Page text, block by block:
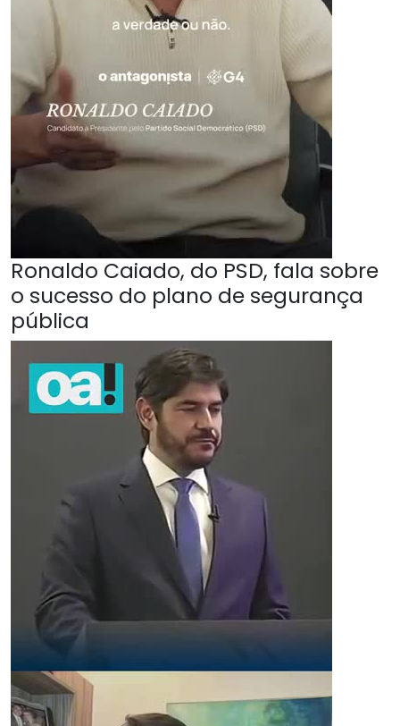
Ronaldo Caiado, do PSD, fala sobre
o sucesso do plano de segurança
pública